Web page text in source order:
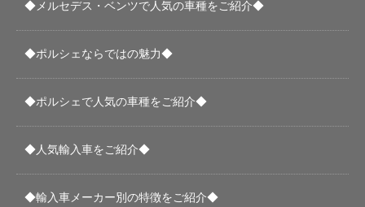
◆メルセデス・ベンツで人気の車種をご紹介◆
◆ポルシェならではの魅力◆
◆ポルシェで人気の車種をご紹介◆
◆人気輸入車をご紹介◆
◆輸入車メーカー別の特徴をご紹介◆